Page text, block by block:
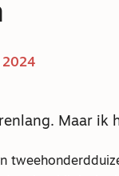
2024
Maar ik